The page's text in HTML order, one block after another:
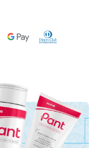
Google PayDiners Club